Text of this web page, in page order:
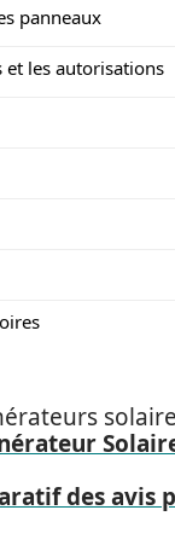
panneaux
et les autorisations
des avis